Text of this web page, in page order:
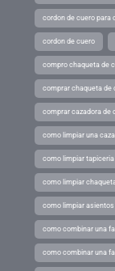
cordon de cuero para
cordon de cuero
compro chaqueta de
comprar chaqueta de
comprar cazadora de
como limpiar una
como limpiar
como limpiar
como limpiar
como combinar una
como combinar una